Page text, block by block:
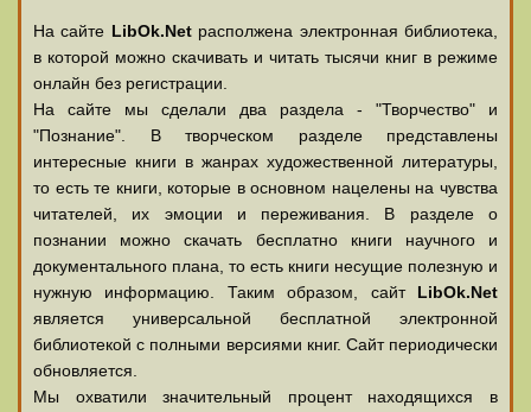
На сайте LibOk.Netрасполжена электронная библиотека,
в которой можно скачивать и читать тысячи книг в режиме
онлайн без регистрации.
На сайте мы сделали два раздела - "Творчество" и
"Познание". В творческом разделе представлены
интересные книги в жанрах художественной литературы,
то есть те книги, которые в основном нацелены на чувства
читателей, их эмоции и переживания. В разделе о
познании можно скачать бесплатно книги научного и
документального плана, то есть книги несущие полезную и
нужную информацию. Таким образом, сайт LibOk.Net
является универсальной бесплатной электронной
библиотекой с полными версиями книг. Сайт периодически
обновляется.
Мы охватили значительный процент находящихся в